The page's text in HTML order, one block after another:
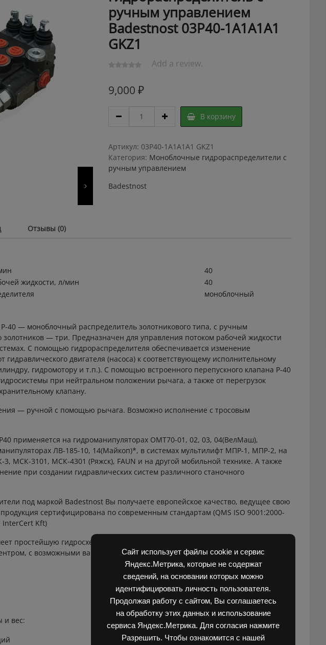
Сайт использует файлы cookie и сервис
Яндекс.Метрика, которые не содержат
сведений, на основании которых можно
идентифицировать личность пользователя.
Продолжая работу с сайтом, Вы соглашаетесь
на обработку этих данных и использование
сервиса Яндекс.Метрика. Для согласия нажмите
Разрешить. Чтобы ознакомится с нашей
ручным управлением
Badestnost 03Р40-1А1А1A1
GKZ1
Add a review.
9,000 ₽
гидрораспределитель
ручным
управлением
Badestnost
03Р40-
1А1А1A1
В корзину
Артикул: 03Р40-1А1А1A1 GKZ1
Категория: Моноблочные гидрораспределители с
ручным управлением
Badestnost
Отзывы (0)
40
жидкости, л/мин
40
моноблочный
40 — моноблочный распределитель золотникового типа, с ручным
золотников — три. Предназначен для управления потоком рабочей жидкости
С помощью гидрораспределителя обеспечивается изменение
гидравлического двигателя (насоса) к соответствующему исполнительному
гидромотору и т.п.). С помощью встроенного перепускного клапана Р-40
при нейтральном положении рычага, а также от перегрузок
клапану.
— ручной с помощью рычага. Возможно исполнение с тросовым
применяется на гидроманипуляторах ОМТ70-01, 02, 03, 04(ВелМаш),
ЛВ-185-10, 14(Майкоп)*, в системах мультилифт МПР-1, МПР-2, на
МСК-3101, МСК-4301 (Ряжск), FAUN и на другой мобильной технике. А также
при создании гидравлических систем различного станочного
под маркой Badestnost Вы получаете европейское качество, ведущее свою
сертифицирована по современным стандартам (QMS ISO 9001:2000-
InterCert Kft)
простейшую гидросхему со встроенным предохранительным и сливным
с возможными вариациями (без предохранительного клапана, с
и вес:
3шт